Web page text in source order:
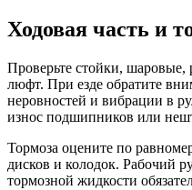
Ходовая часть и
Проверьте стойки, шаровые,
люфт. При езде обратите
неровностей и вибрации в
износ подшипников или
Тормоза оцените по
дисков и колодок. Рабочий
тормозной жидкости